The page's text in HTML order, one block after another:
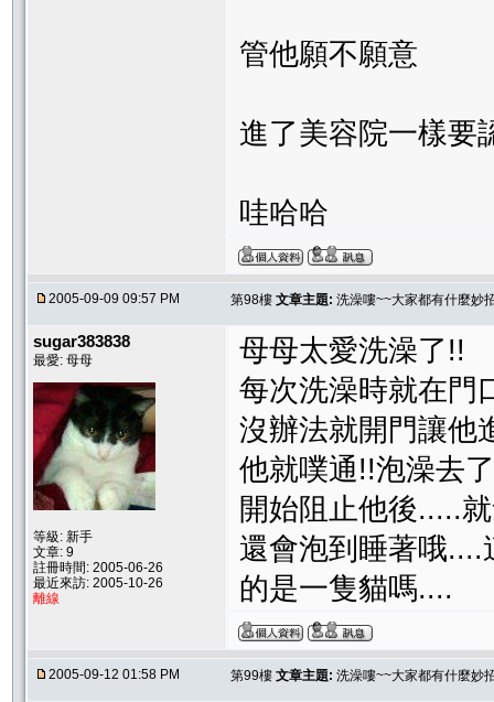
管他願不願意
進了美容院一樣要
哇哈哈
2005-09-09 09:57 PM 第98樓 文章主題: 洗澡嘍~~大家都有什麼妙
sugar383838
最愛: 母母
等級: 新手
文章: 9
註冊時間: 2005-06-26
最近來訪: 2005-10-26
離線
母母太愛洗澡了!!
每次洗澡時就在門
沒辦法就開門讓他
他就噗通!!泡澡去
開始阻止他後.....
還會泡到睡著哦
的是一隻貓嗎....
2005-09-12 01:58 PM 第99樓 文章主題: 洗澡嘍~~大家都有什麼妙